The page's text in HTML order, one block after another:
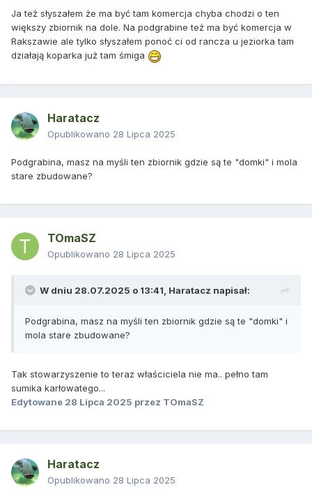
Ja też słyszałem że ma być tam komercja chyba chodzi o ten
większy zbiornik na dole. Na podgrabine też ma być komercja w
Rakszawie ale tylko słyszałem ponoć ci od rancza u jeziorka tam
działają koparka już tam śmiga
Haratacz
Opublikowano 28 Lipca 2025
Podgrabina, masz na myśli ten zbiornik gdzie są te "domki" i mola
stare zbudowane?
TOmaSZ
Opublikowano 28 Lipca 2025
W dniu 28.07.2025 o 13:41, Haratacz napisał:
Podgrabina, masz na myśli ten zbiornik gdzie są te "domki" i
mola stare zbudowane?
Tak stowarzyszenie to teraz właściciela nie ma.. pełno tam
sumika karłowatego...
Edytowane 28 Lipca 2025 przez TOmaSZ
Haratacz
Opublikowano 28 Lipca 2025